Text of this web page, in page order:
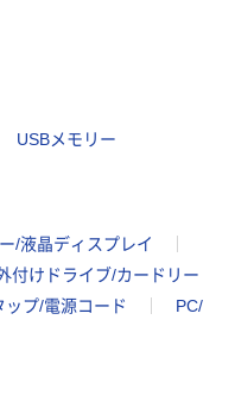
USBメモリー
/液晶ディスプレイ
付けドライブ/カードリー
ップ/電源コード
PC/